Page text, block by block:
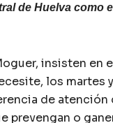
de Huelva como
insisten en
los martes
de atención
prevengan o